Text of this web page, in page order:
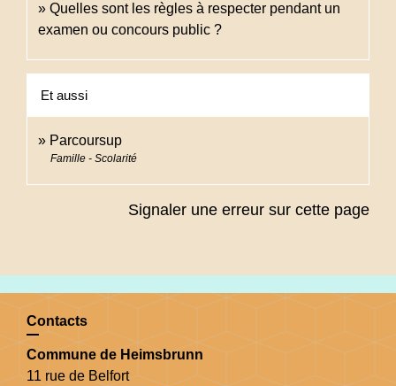
Quelles sont les règles à respecter pendant un
examen ou concours public ?
Et aussi
Parcoursup
Famille - Scolarité
Signaler une erreur sur cette page
Contacts
Commune de Heimsbrunn
11 rue de Belfort